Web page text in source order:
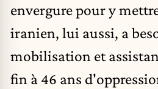
envergure pour y
iranien, lui aussi, a
mobilisation et
fin à 46 ans